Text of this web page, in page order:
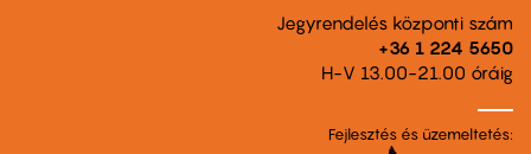
Jegyrendelés központi szám
+36 1 224 5650
H-V 13.00-21.00 óráig
Fejlesztés és üzemeltetés: